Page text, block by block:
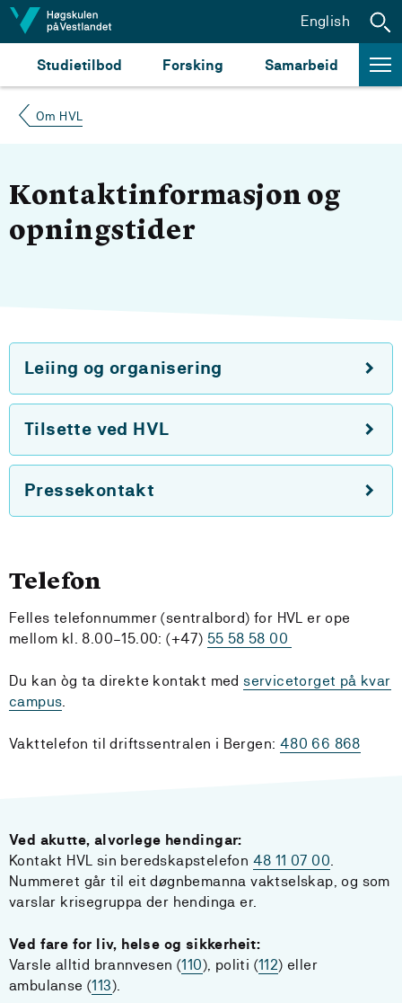
Hopp til innhald
Studietilbod Forsking Samarbeid
English
Om HVL
Kontaktinformasjon og
opningstider
Leiing og organisering
Tilsette ved HVL
Pressekontakt
Telefon
Felles telefonnummer (sentralbord) for HVL er ope
mellom kl. 8.00–15.00: (+47) 55 58 58 00
Du kan òg ta direkte kontakt medservicetorget på kvar
campus.
Vakttelefon til driftssentralen i Bergen: 480 66 868
Ved akutte, alvorlege hendingar:
Kontakt HVL sin beredskapstelefon 48 11 07 00.
Nummeret går til eit døgnbemanna vaktselskap, og som
varslar krisegruppa der hendinga er.
Ved fare for liv, helse og sikkerheit:
Varsle alltid brannvesen (110), politi (112) eller
ambulanse (113).